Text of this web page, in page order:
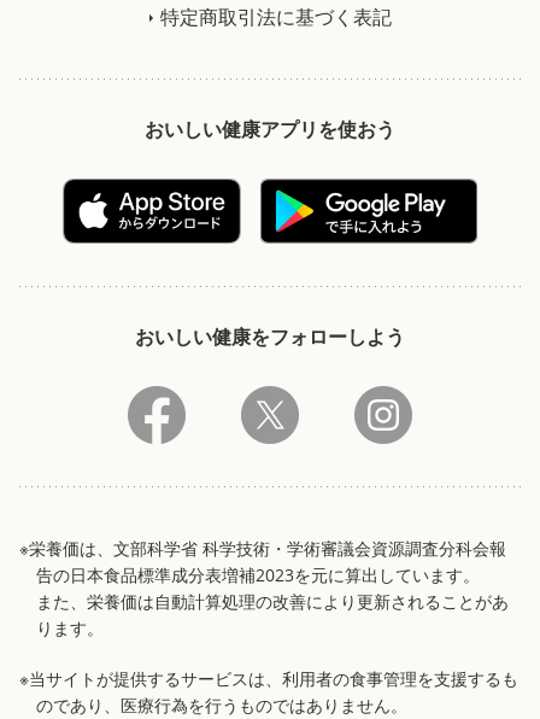
特定商取引法に基づく表記
おいしい健康アプリを使おう
おいしい健康をフォローしよう
※栄養価は、文部科学省 科学技術・学術審議会資源調査分科会報
告の日本食品標準成分表増補2023を元に算出しています。
また、栄養価は自動計算処理の改善により更新されることがあ
ります。
※当サイトが提供するサービスは、利用者の食事管理を支援するも
のであり、医療行為を行うものではありません。